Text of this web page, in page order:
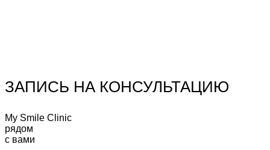
ЗАПИСЬ НА КОНСУЛЬТАЦИЮ
My Smile Clinic
рядом
с вами